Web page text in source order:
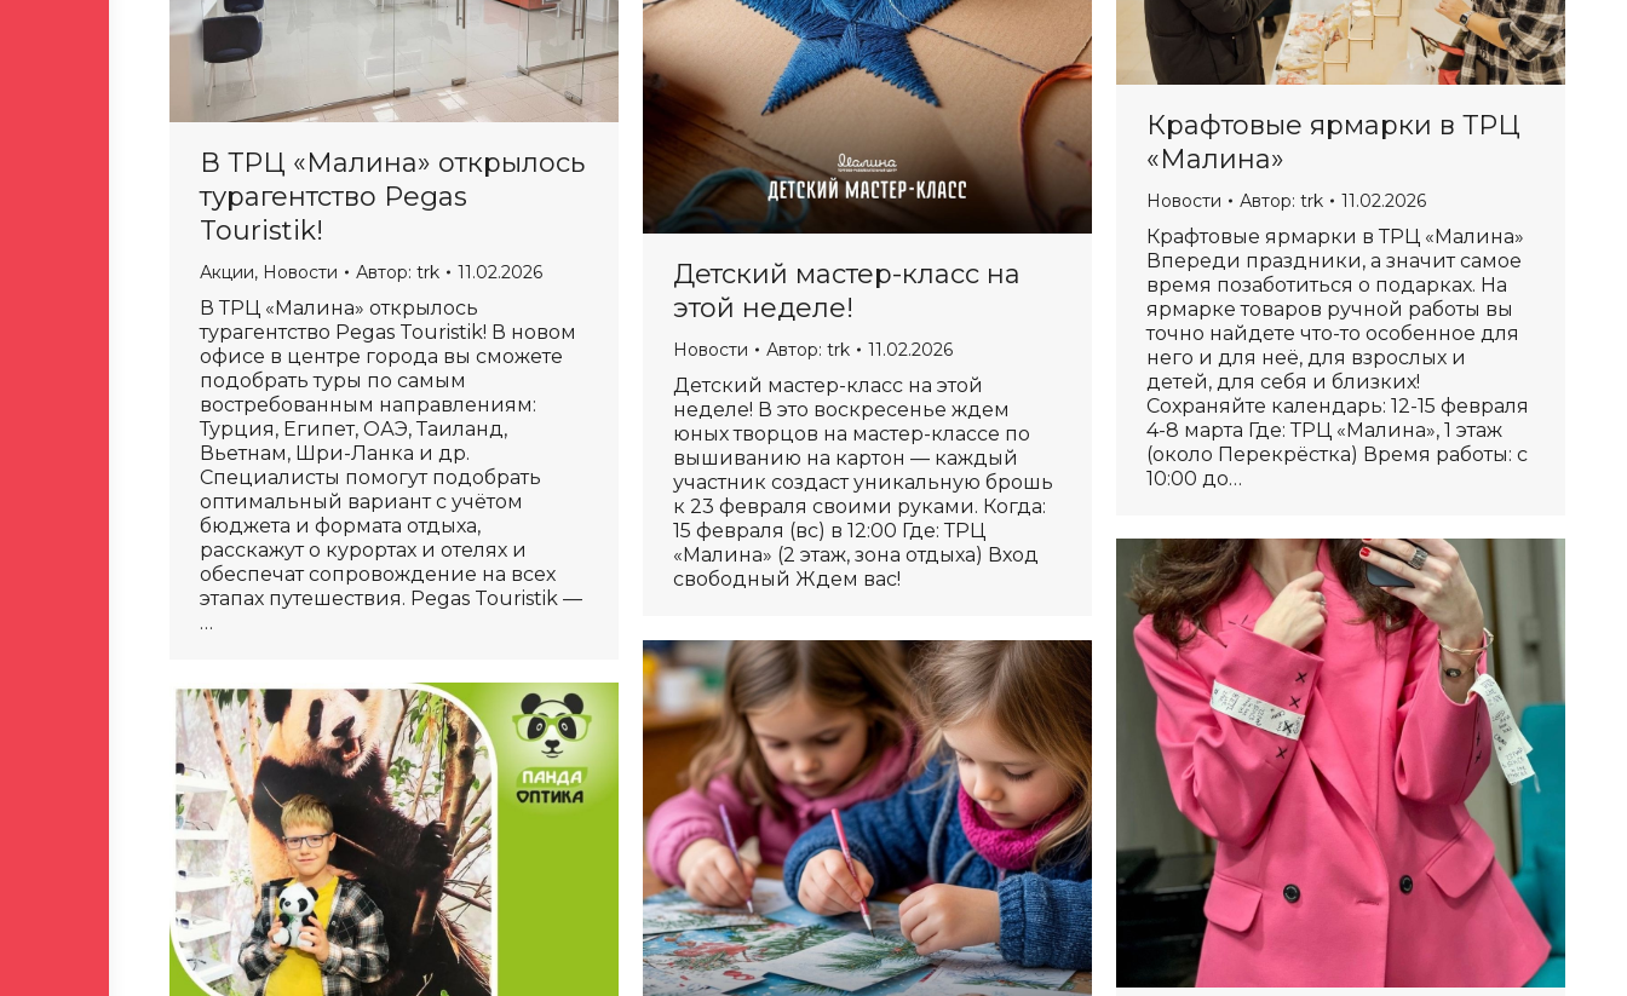
В ТРЦ «Малина» открылось
турагентство Pegas
Touristik!
Акции, Новости Автор: trk 11.02.2026
В ТРЦ «Малина» открылось
турагентство Pegas Touristik! В новом
офисе в центре города вы сможете
подобрать туры по самым
востребованным направлениям:
Турция, Египет, ОАЭ, Таиланд,
Вьетнам, Шри-Ланка и др.
Специалисты помогут подобрать
оптимальный вариант с учётом
бюджета и формата отдыха,
расскажут о курортах и отелях и
обеспечат сопровождение на всех
этапах путешествия. Pegas Touristik —
…
Детский мастер-класс на
этой неделе!
Новости Автор: trk 11.02.2026
Детский мастер-класс на этой
неделе! В это воскресенье ждем
юных творцов на мастер-классе по
вышиванию на картон — каждый
участник создаст уникальную брошь
к 23 февраля своими руками. Когда:
15 февраля (вс) в 12:00 Где: ТРЦ
«Малина» (2 этаж, зона отдыха) Вход
свободный Ждем вас!
Крафтовые ярмарки в ТРЦ
«Малина»
Новости Автор: trk 11.02.2026
Крафтовые ярмарки в ТРЦ «Малина»
Впереди праздники, а значит самое
время позаботиться о подарках. На
ярмарке товаров ручной работы вы
точно найдете что-то особенное для
него и для неё, для взрослых и
детей, для себя и близких!
Сохраняйте календарь: 12-15 февраля
4-8 марта Где: ТРЦ «Малина», 1 этаж
(около Перекрёстка) Время работы: с
10:00 до…